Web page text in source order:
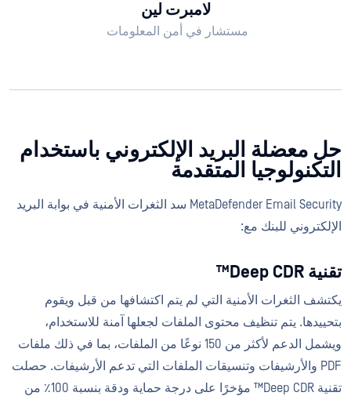
لامبرت لين
مستشار في أمن المعلومات
حل معضلة البريد الإلكتروني باستخدام
التكنولوجيا المتقدمة
MetaDefender Email Security سد الثغرات الأمنية في بوابة البريد
الإلكتروني للبنك مع:
تقنية Deep CDR™
يكتشف الثغرات الأمنية التي لم يتم اكتشافها من قبل ويقوم
بتحييدها. يتم تنظيف محتوى الملفات لجعلها آمنة للاستخدام،
ويشمل الدعم لأكثر من 150 نوعًا من الملفات، بما في ذلك ملفات
PDF والأرشيفات وتنسيقات الملفات التي تدعم الأرشيفات. حصلت
تقنية Deep CDR™ مؤخرًا على درجة حماية ودقة بنسبة 100٪ من